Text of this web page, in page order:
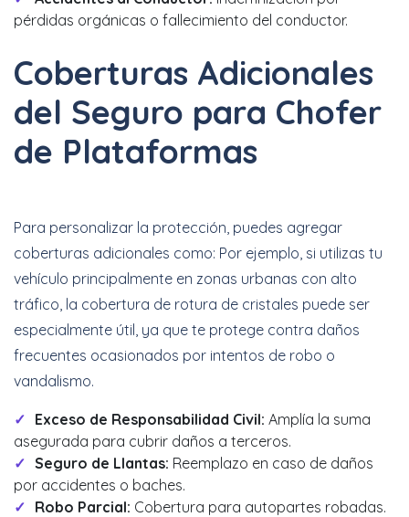
pérdidas orgánicas o fallecimiento del conductor.
Coberturas Adicionales
del Seguro para Chofer
de Plataformas
Para personalizar la protección, puedes agregar
coberturas adicionales como: Por ejemplo, si utilizas tu
vehículo principalmente en zonas urbanas con alto
tráfico, la cobertura de rotura de cristales puede ser
especialmente útil, ya que te protege contra daños
frecuentes ocasionados por intentos de robo o
vandalismo.
Exceso de Responsabilidad Civil: Amplía la suma
asegurada para cubrir daños a terceros.
Seguro de Llantas: Reemplazo en caso de daños
por accidentes o baches.
Robo Parcial: Cobertura para autopartes robadas.